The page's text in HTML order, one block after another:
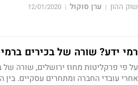
שוק ההון | ערן סוקול |
12/01/2020
רמי ידע? שורה של בכירים
על פי פרקליטות מחוז ירושלים, שורה
אחרי עובדי החברה ומתחרים עסקיים.